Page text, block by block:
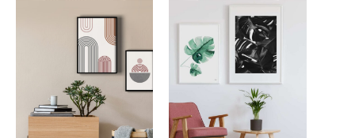
לבחור
את
האפשרויות
בעמוד
המוצר
את
האפשרויות
המוצר